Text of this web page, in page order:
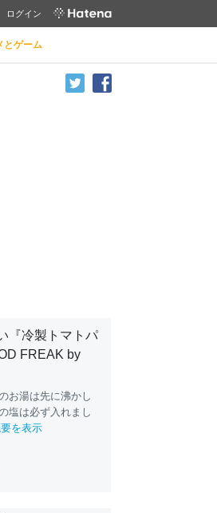
ログイン
とゲーム
『冷製トマトパ
FREAK by
お湯は先に沸かし
塩は必ず入れまし
を表示